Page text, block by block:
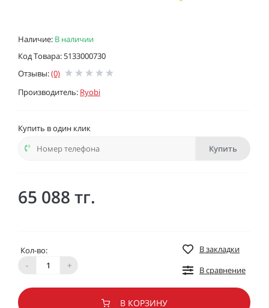
Наличие: В наличии
Код Товара: 5133000730
Отзывы:(0)
Производитель: Ryobi
Купить в один клик
Купить
65 088 тг.
Кол-во:
-
+
В закладки
В сравнение
В КОРЗИНУ